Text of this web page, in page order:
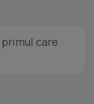
care